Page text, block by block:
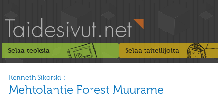
Selaa teoksia Selaa taiteilijoita
Kenneth Sikorski :
Mehtolantie Forest Muurame